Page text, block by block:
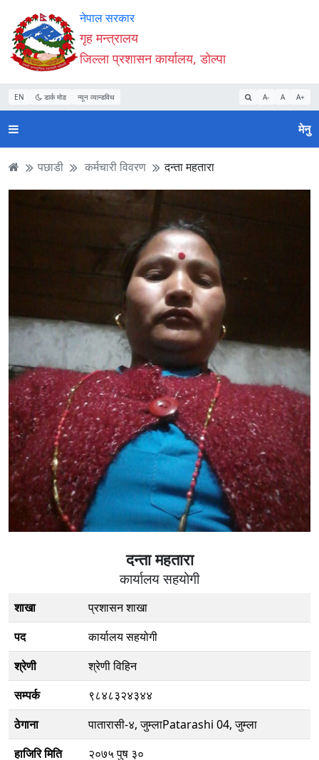
Accessibility
Mode
सुरु
गर्नुहोस्
सामाग्री
पढ्नुहाेस्
नेभिगेसन
पढ्नुहाेस्
वेबसाइट
खोजमा
जानुहोस्
नेपाल सरकार
गृह मन्त्रालय
जिल्ला प्रशासन कार्यालय, डोल्पा
EN डार्क मोड न्यून व्यान्डविथ A- A A+
मेनु
पछाडी कर्मचारी विवरण दन्ता महतारा
दन्ता महतारा
कार्यालय सहयोगी
शाखा
प्रशासन शाखा
पद
कार्यालय सहयोगी
श्रेणी
श्रेणी विहिन
सम्पर्क
९८४८३२४३४४
ठेगाना
पातारासी-४, जुम्लाPatarashi 04, जुम्ला
हाजिरि मिति
२०७५ पुष ३०